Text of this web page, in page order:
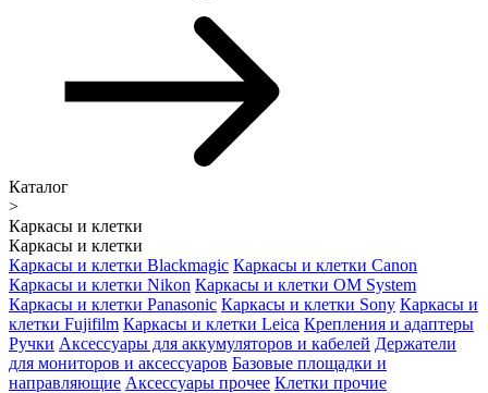
Каталог
>
Каркасы и клетки
Каркасы и клетки
Каркасы и клетки Blackmagic Каркасы и клетки Canon
Каркасы и клетки Nikon Каркасы и клетки OM System
Каркасы и клетки Panasonic Каркасы и клетки Sony Каркасы и
клетки Fujifilm Каркасы и клетки Leica Крепления и адаптеры
Ручки Аксессуары для аккумуляторов и кабелей Держатели
для мониторов и аксессуаров Базовые площадки и
направляющие Аксессуары прочее Клетки прочие